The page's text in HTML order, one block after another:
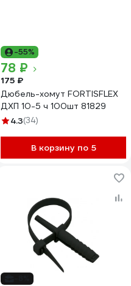
-55%
78 ₽
175 ₽
Дюбель-хомут FORTISFLEX
ДХП 10-5 ч 100шт 81829
4.3(34)
В корзину по 5